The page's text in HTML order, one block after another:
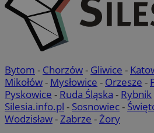
Bytom - Chorzów- Gliwice -
Mikołów- Mysłowice - Orzesze -
Pyskowice - Ruda Śląska - Rybnik
Silesia.info.pl - Sosnowiec-
Wodzisław-Zabrze -Żory